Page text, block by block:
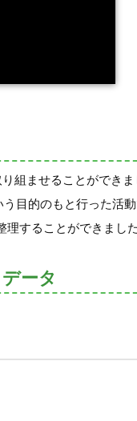
組ませることができ
目的のもと行った活
することができました
ータ